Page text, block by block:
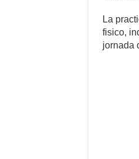
La
fisico,
jornada